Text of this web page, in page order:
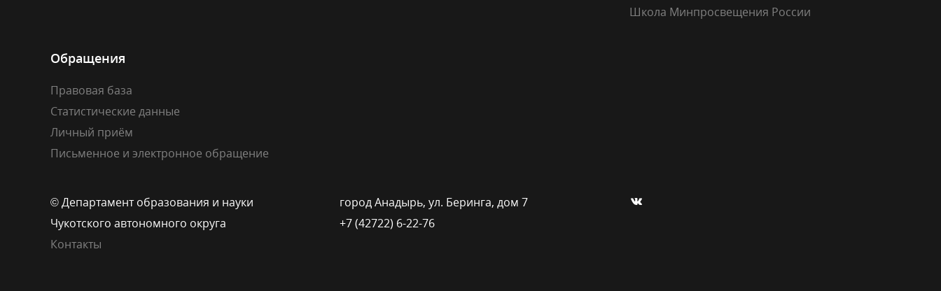
Школа Минпросвещения России
Обращения
Правовая база
Статистические данные
Личный приём
Письменное и электронное обращение
© Департамент образования и науки
Чукотского автономного округа
Контакты
город Анадырь, ул. Беринга, дом 7
+7 (42722) 6-22-76